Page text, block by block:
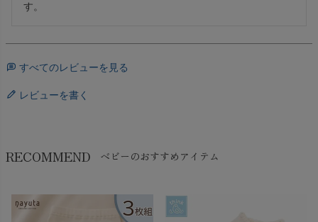
す。
すべてのレビューを見る
レビューを書く
RECOMMEND ベビーのおすすめアイテム